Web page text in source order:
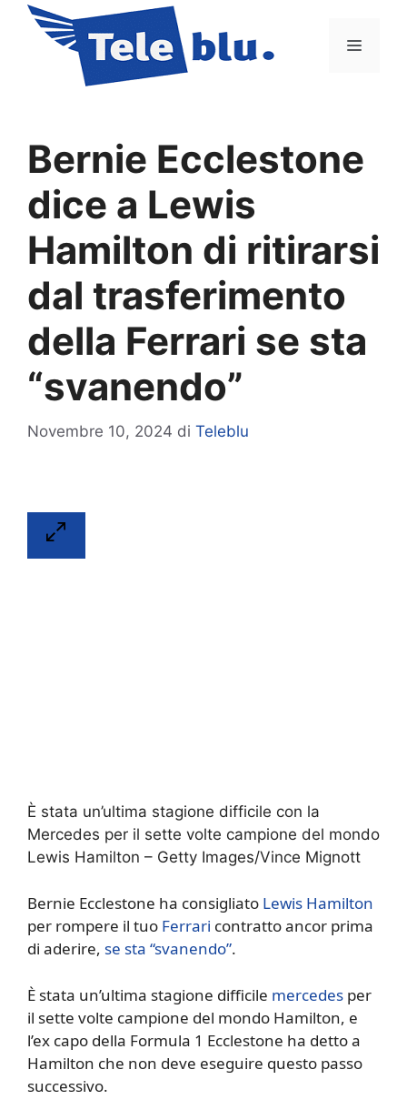
contenuto
Menu
Bernie Ecclestone
dice a Lewis
Hamilton di ritirarsi
dal trasferimento
della Ferrari se sta
“svanendo”
Novembre 10, 2024 di Teleblu
È stata un’ultima stagione difficile con la
Mercedes per il sette volte campione del mondo
Lewis Hamilton – Getty Images/Vince Mignott
Bernie Ecclestone ha consigliato Lewis Hamilton
per rompere il tuo Ferrari contratto ancor prima
di aderire, se sta “svanendo”.
È stata un’ultima stagione difficile mercedes per
il sette volte campione del mondo Hamilton, e
l’ex capo della Formula 1 Ecclestone ha detto a
Hamilton che non deve eseguire questo passo
successivo.